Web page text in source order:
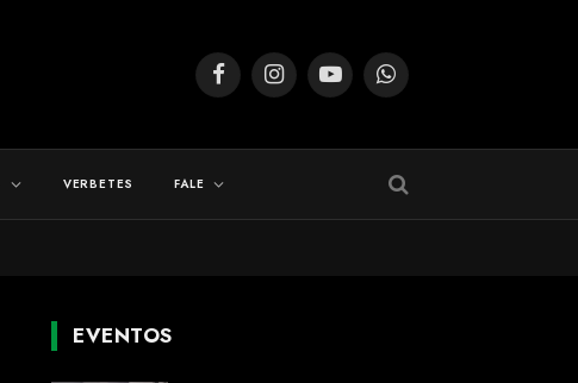
FacebookInstagramYouTubeWhatsApp
VERBETES FALE
EVENTOS